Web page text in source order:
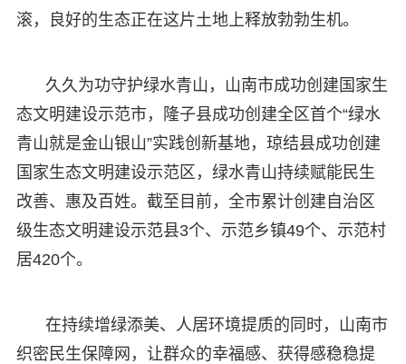
滚，良好的生态正在这片土地上释放勃勃生机。
久久为功守护绿水青山，山南市成功创建国家生
态文明建设示范市，隆子县成功创建全区首个“绿水
青山就是金山银山”实践创新基地，琼结县成功创建
国家生态文明建设示范区，绿水青山持续赋能民生
改善、惠及百姓。截至目前，全市累计创建自治区
级生态文明建设示范县3个、示范乡镇49个、示范村
居420个。
在持续增绿添美、人居环境提质的同时，山南市
织密民生保障网，让群众的幸福感、获得感稳稳提